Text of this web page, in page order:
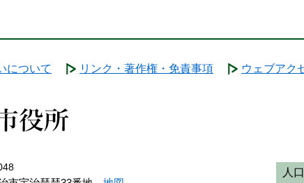
について リンク・著作権・免責事項 ウェブアク
人口